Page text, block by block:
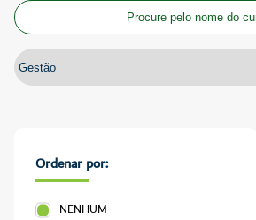
Ordenar por:
NENHUM